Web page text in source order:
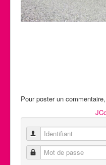
Pour poster un
Identifiant
Mot de passe